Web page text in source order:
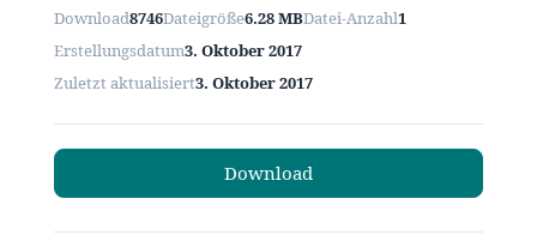
Download8746Dateigröße6.28 MBDatei-Anzahl1
Erstellungsdatum3. Oktober 2017
Zuletzt aktualisiert3. Oktober 2017
Download